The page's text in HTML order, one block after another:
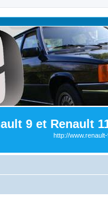
9 et Renault
http://